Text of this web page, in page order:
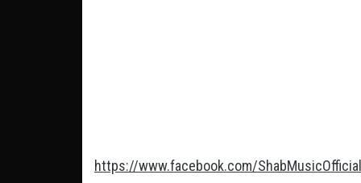
https://www.facebook.com/